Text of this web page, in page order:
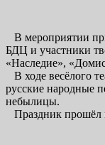
В мероприятии
БДЦ и участники
«Наследие»,
В ходе весёлого
русские народные
небылицы.
Праздник прошёл